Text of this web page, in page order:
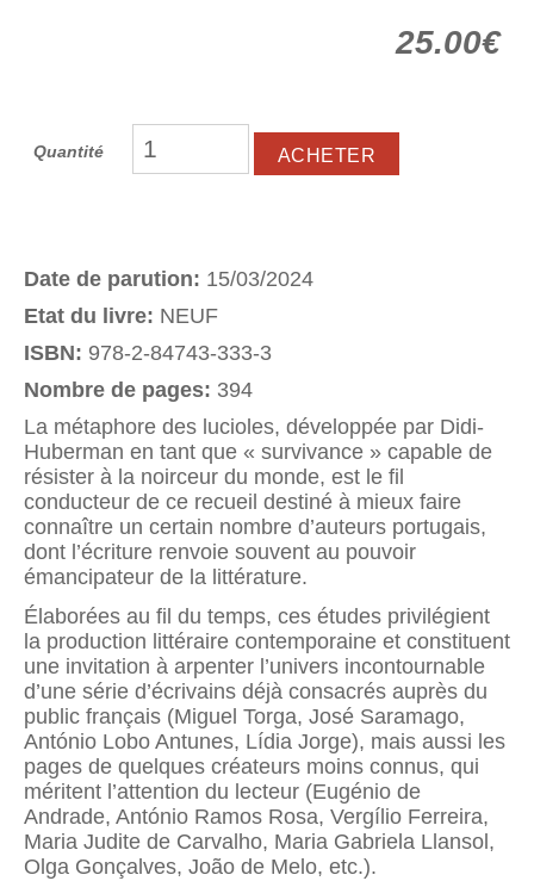
25.00€
Quantité
Date de parution: 15/03/2024
Etat du livre: NEUF
ISBN: 978-2-84743-333-3
Nombre de pages: 394
La métaphore des lucioles, développée par Didi-
Huberman en tant que « survivance » capable de
résister à la noirceur du monde, est le fil
conducteur de ce recueil destiné à mieux faire
connaître un certain nombre d’auteurs portugais,
dont l’écriture renvoie souvent au pouvoir
émancipateur de la littérature.
Élaborées au fil du temps, ces études privilégient
la production littéraire contemporaine et constituent
une invitation à arpenter l’univers incontournable
d’une série d’écrivains déjà consacrés auprès du
public français (Miguel Torga, José Saramago,
António Lobo Antunes, Lídia Jorge), mais aussi les
pages de quelques créateurs moins connus, qui
méritent l’attention du lecteur (Eugénio de
Andrade, António Ramos Rosa, Vergílio Ferreira,
Maria Judite de Carvalho, Maria Gabriela Llansol,
Olga Gonçalves, João de Melo, etc.).